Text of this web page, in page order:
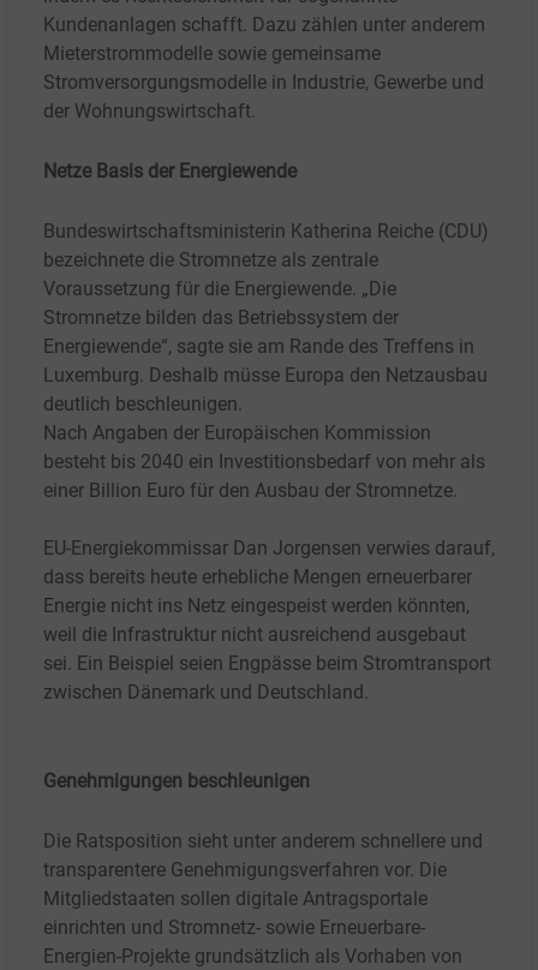
Kundenanlagen schafft. Dazu zählen unter anderem
Mieterstrommodelle sowie gemeinsame
Stromversorgungsmodelle in Industrie, Gewerbe und
der Wohnungswirtschaft.
Netze Basis der Energiewende
Bundeswirtschaftsministerin Katherina Reiche (CDU)
bezeichnete die Stromnetze als zentrale
Voraussetzung für die Energiewende. „Die
Stromnetze bilden das Betriebssystem der
Energiewende“, sagte sie am Rande des Treffens in
Luxemburg. Deshalb müsse Europa den Netzausbau
deutlich beschleunigen.
Nach Angaben der Europäischen Kommission
besteht bis 2040 ein Investitionsbedarf von mehr als
einer Billion Euro für den Ausbau der Stromnetze.
EU-Energiekommissar Dan Jorgensen verwies darauf,
dass bereits heute erhebliche Mengen erneuerbarer
Energie nicht ins Netz eingespeist werden könnten,
weil die Infrastruktur nicht ausreichend ausgebaut
sei. Ein Beispiel seien Engpässe beim Stromtransport
zwischen Dänemark und Deutschland.
Genehmigungen beschleunigen
Die Ratsposition sieht unter anderem schnellere und
transparentere Genehmigungsverfahren vor. Die
Mitgliedstaaten sollen digitale Antragsportale
einrichten und Stromnetz- sowie Erneuerbare-
Energien-Projekte grundsätzlich als Vorhaben von